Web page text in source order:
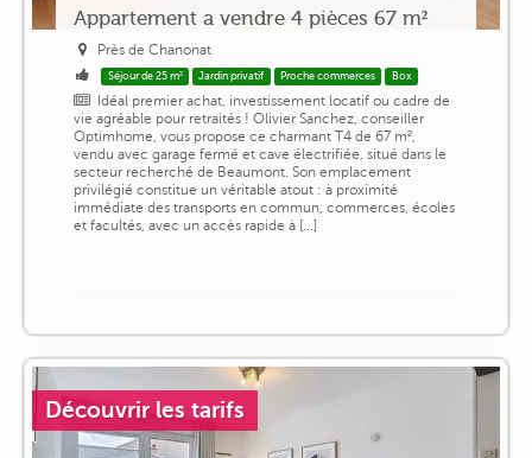
Appartement a vendre 4 pièces 67 m²
Près de Chanonat
Séjour de 25 m² Jardin privatif Proche commerces Box
Idéal premier achat, investissement locatif ou cadre de
vie agréable pour retraités ! Olivier Sanchez, conseiller
Optimhome, vous propose ce charmant T4 de 67 m²,
vendu avec garage fermé et cave électrifiée, situé dans le
secteur recherché de Beaumont. Son emplacement
privilégié constitue un véritable atout : à proximité
immédiate des transports en commun, commerces, écoles
et facultés, avec un accès rapide à [...]
Découvrir les tarifs